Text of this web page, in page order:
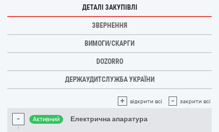
ДЕТАЛІ ЗАКУПІВЛІ
ЗВЕРНЕННЯ
ВИМОГИ/СКАРГИ
DOZORRO
ДЕРЖАУДИТСЛУЖБА УКРАЇНИ
+ відкрити всі - закрити всі
- Активний Електрична апаратура